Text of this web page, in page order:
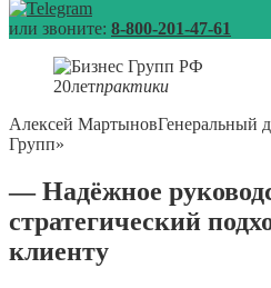
или звоните: 8-800-201-47-61
20летпрактики
Алексей МартыновГенеральный
Групп»
— Надёжное
стратегический
клиенту